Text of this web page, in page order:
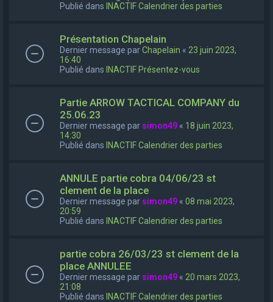
Publié dans INACTIF Calendrier des parties
Présentation Chapelain
Dernier message parChapelain « 23 juin 2023,
16:40
Publié dans INACTIF Présentez-vous
Partie ARROW TACTICAL COMPANY du
25.06.23
Dernier message par simon49 « 18 juin 2023,
14:30
Publié dans INACTIF Calendrier des parties
ANNULE partie cobra 04/06/23 st
clement de la place
Dernier message par simon49 « 08 mai 2023,
20:59
Publié dans INACTIF Calendrier des parties
partie cobra 26/03/23 st clement de la
place ANNULEE
Dernier message par simon49 « 20 mars 2023,
21:08
Publié dans INACTIF Calendrier des parties